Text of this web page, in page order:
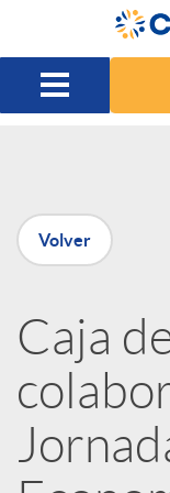
Saltar al contenido
P
u
b
l
Volver
Caja